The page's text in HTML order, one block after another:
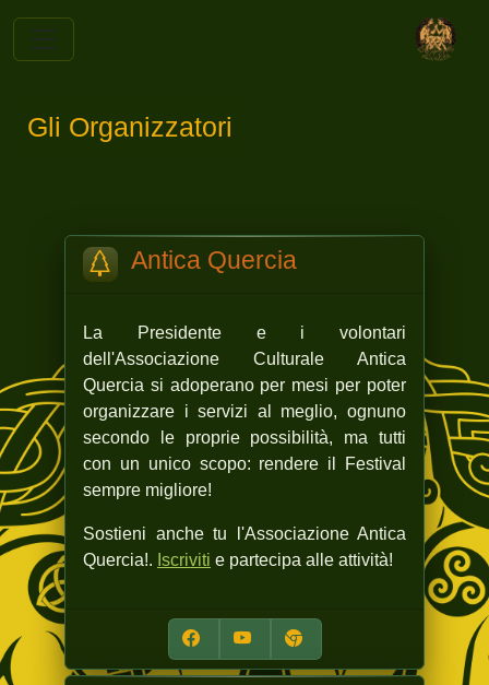
Gli Organizzatori
Antica Quercia
La Presidente e i volontari
dell'Associazione Culturale Antica
Quercia si adoperano per mesi per poter
organizzare i servizi al meglio, ognuno
secondo le proprie possibilità, ma tutti
con un unico scopo: rendere il Festival
sempre migliore!
Sostieni anche tu l'Associazione Antica
Quercia!. Iscriviti e partecipa alle attività!